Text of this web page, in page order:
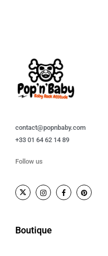
contact@popnbaby.com
+33 01 64 62 14 89
Follow us
Boutique